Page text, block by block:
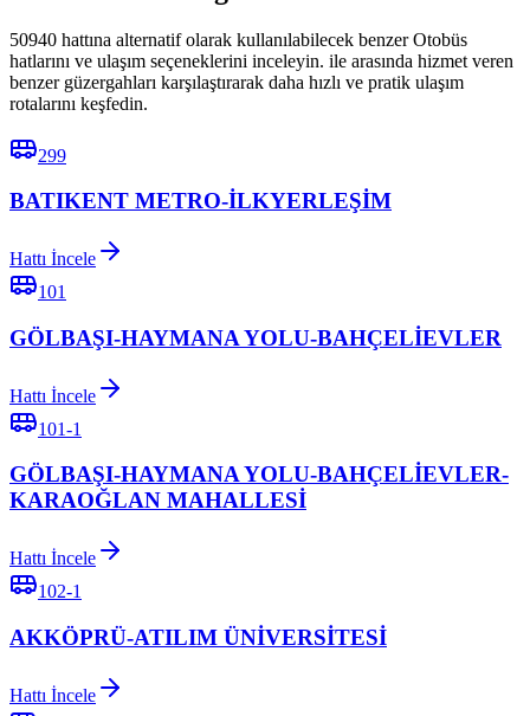
50940 hattına alternatif olarak kullanılabilecek benzer Otobüs
hatlarını ve ulaşım seçeneklerini inceleyin. ile arasında hizmet veren
benzer güzergahları karşılaştırarak daha hızlı ve pratik ulaşım
rotalarını keşfedin.
299
BATIKENT METRO-İLKYERLEŞİM
Hattı İncele
101
GÖLBAŞI-HAYMANA YOLU-BAHÇELİEVLER
Hattı İncele
101-1
GÖLBAŞI-HAYMANA YOLU-BAHÇELİEVLER-
KARAOĞLAN MAHALLESİ
Hattı İncele
102-1
AKKÖPRÜ-ATILIM ÜNİVERSİTESİ
Hattı İncele